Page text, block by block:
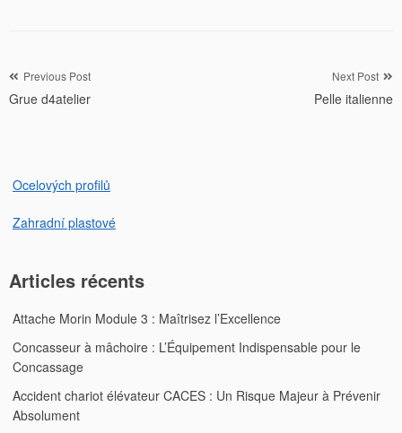
Navigation
de
Previous Post
Grue d4atelier
Next Post
Pelle italienne
Ocelových profilů
Zahradní plastové
Articles récents
Attache Morin Module 3 : Maîtrisez l’Excellence
Concasseur à mâchoire : L’Équipement Indispensable pour le
Concassage
Accident chariot élévateur CACES : Un Risque Majeur à Prévenir
Absolument